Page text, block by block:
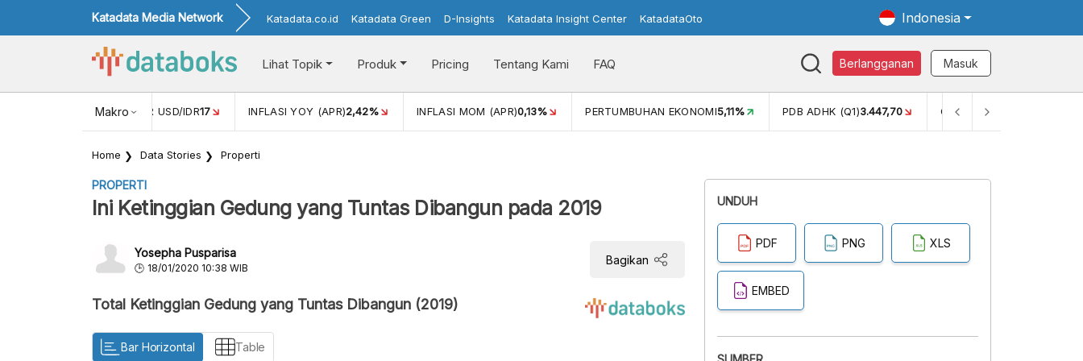
Katadata Media Network Katadata.co.id Katadata Green D-Insights Katadata Insight Center KatadataOto Indonesia
Lihat Topik Produk Pricing Tentang Kami FAQ Berlangganan Masuk
Makro
NILAI TUKAR USD/IDR17 INFLASI YOY (APR)2,42% INFLASI MOM (APR)0,13% PERTUMBUHAN EKONOMI5,11% PDB ADHK (Q1)3.447,70 GINI RASIO (SEM2)
Home Data Stories Properti
PROPERTI
Ini Ketinggian Gedung yang Tuntas Dibangun pada 2019
Yosepha Pusparisa
18/01/2020 10:38 WIB
Bagikan
Total Ketinggian Gedung yang Tuntas Dibangun (2019)
Bar Horizontal Table
UNDUH
PDF PNG XLS
EMBED